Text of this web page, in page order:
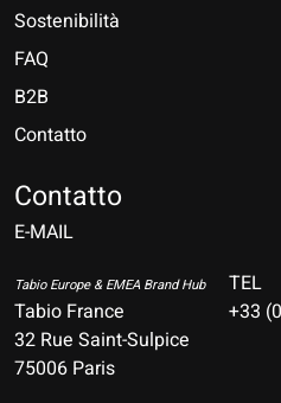
Sostenibilità
FAQ
B2B
Contatto
Contatto
E-MAIL
Tabio Europe & EMEA Brand Hub
Tabio France
32 Rue Saint-Sulpice
75006 Paris
TEL
+33